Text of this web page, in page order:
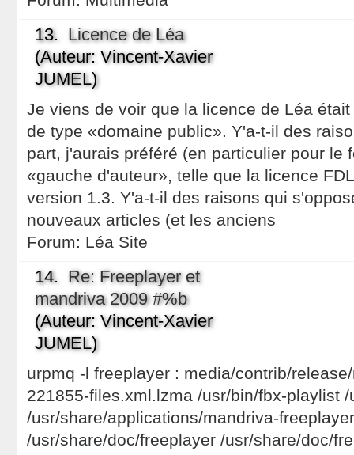
13. Licence de Léa
(Auteur: Vincent-Xavier
JUMEL)
Je viens de voir que la licence de Léa
de type «domaine public». Y'a-t-il des
part, j'aurais préféré (en particulier pour le
«gauche d'auteur», telle que la licence
version 1.3. Y'a-t-il des raisons qui
nouveaux articles (et les anciens
Forum: Léa Site
14. Re: Freeplayer et
mandriva 2009 #%b
(Auteur: Vincent-Xavier
JUMEL)
urpmq -l freeplayer : media/contrib/
221855-files.xml.lzma /usr/bin/fbx-playlist
/usr/share/applications/mandriva-
/usr/share/doc/freeplayer /usr/share/doc/